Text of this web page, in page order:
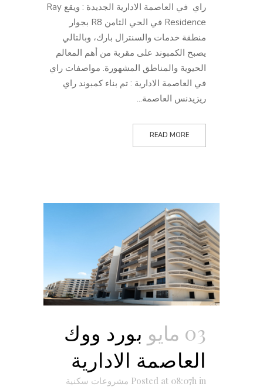
راي في العاصمة الادارية الجديدة : ويقع Ray
Residence في الحي الثامن R8 بجوار
منطقة خدمات والسنترال بارك، وبالتالي
يصبح الكمبوند على مقربة من أهم المعالم
الحيوية والمناطق المشهورة. مواصفات راي
في العاصمة الادارية : تم بناء كمبوند راي
ريزيدنس العاصمة...
READ MORE
03 مايو
بورد ووك
العاصمة الادارية
Posted at 08:07h in مشروعات سكنية